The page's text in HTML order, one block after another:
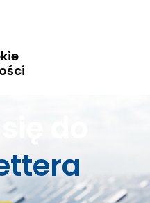
do